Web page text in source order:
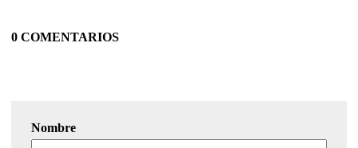
0 COMENTARIOS
Nombre